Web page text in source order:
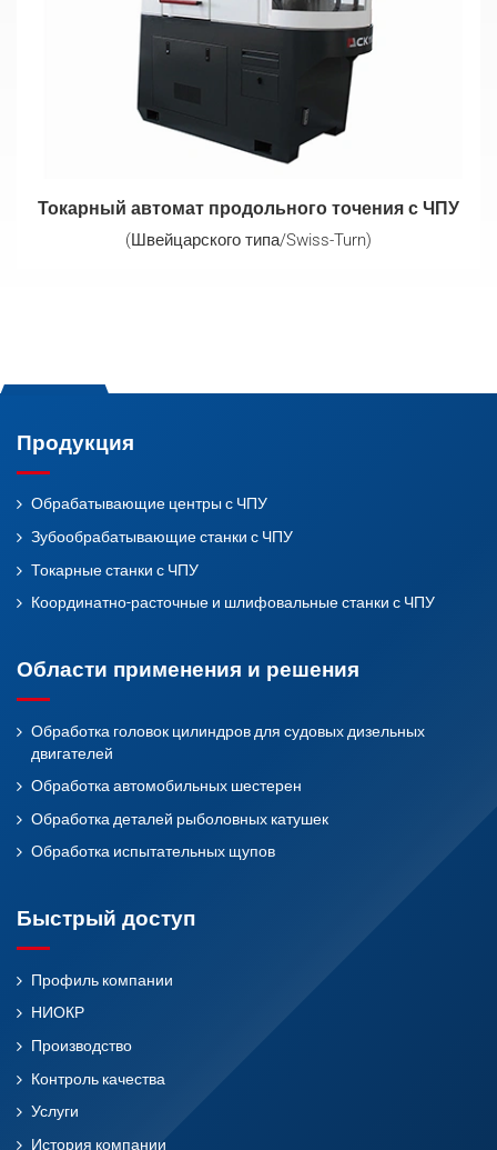
Токарный автомат продольного точения с ЧПУ
(Швейцарского типа/Swiss-Turn)
Продукция
Обрабатывающие центры с ЧПУ
Зубообрабатывающие станки с ЧПУ
Токарные станки с ЧПУ
Координатно-расточные и шлифовальные станки с ЧПУ
Области применения и решения
Обработка головок цилиндров для судовых дизельных
двигателей
Обработка автомобильных шестерен
Обработка деталей рыболовных катушек
Обработка испытательных щупов
Быстрый доступ
Профиль компании
НИОКР
Производство
Контроль качества
Услуги
История компании